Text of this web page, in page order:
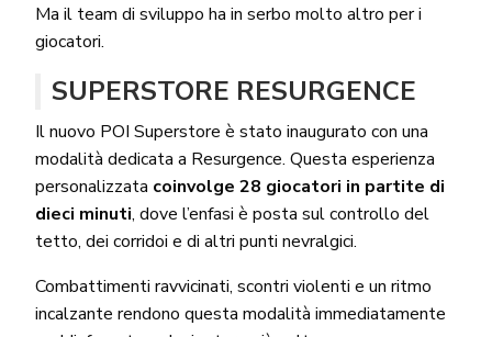
Ma il team di sviluppo ha in serbo molto altro per i
giocatori.
SUPERSTORE RESURGENCE
Il nuovo POI Superstore è stato inaugurato con una
modalità dedicata a Resurgence. Questa esperienza
personalizzata coinvolge 28 giocatori in partite di
dieci minuti, dove l’enfasi è posta sul controllo del
tetto, dei corridoi e di altri punti nevralgici.
Combattimenti ravvicinati, scontri violenti e un ritmo
incalzante rendono questa modalità immediatamente